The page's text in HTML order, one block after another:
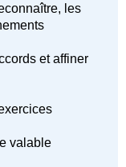
les
et affiner
valable